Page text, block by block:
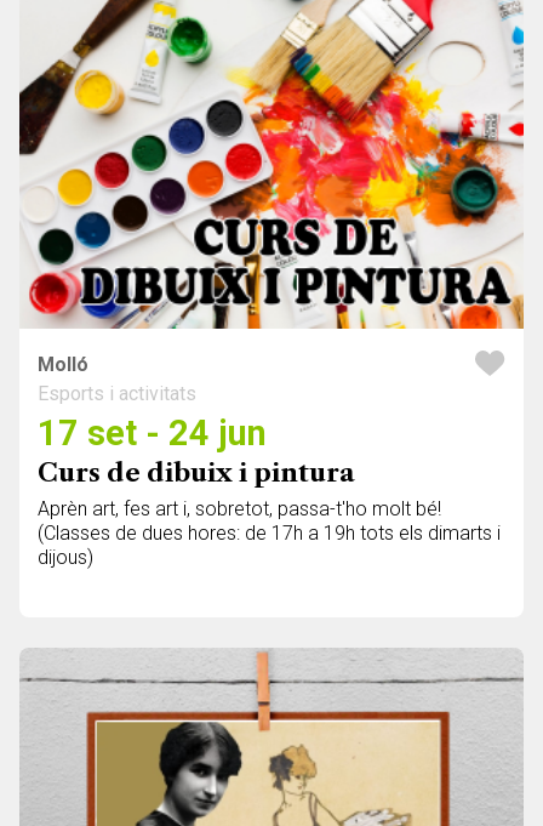
Molló
Esports i activitats
17 set - 24 jun
Curs de dibuix i pintura
Aprèn art, fes art i, sobretot, passa-t'ho molt bé!
(Classes de dues hores: de 17h a 19h tots els dimarts i
dijous)